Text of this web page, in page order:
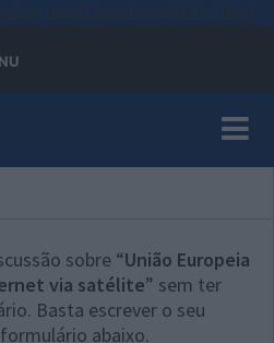
sobre “União Europeia
via satélite” sem ter
Basta escrever o seu
abaixo.